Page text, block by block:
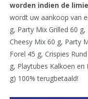
worden indien de
wordt uw aankoop van
g, Party Mix Grilled 60
Cheesy Mix 60 g, Party
Forel 45 g, Crispies
g, Playtubes Kalkoen
g) 100% terugbetaald!